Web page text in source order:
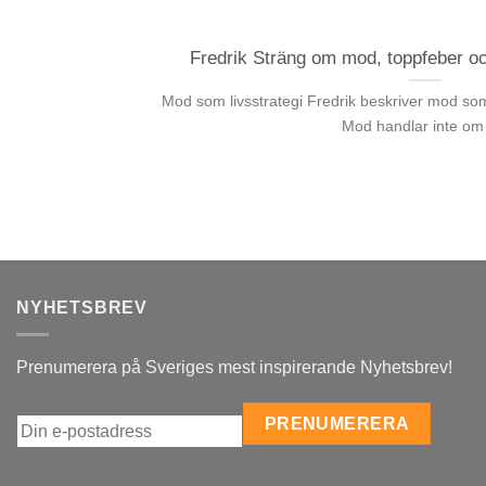
Fredrik Sträng om mod, toppfeber
Mod som livsstrategi Fredrik beskriver mod
Mod handlar inte
NYHETSBREV
Prenumerera på Sveriges mest inspirerande Nyhetsbrev!